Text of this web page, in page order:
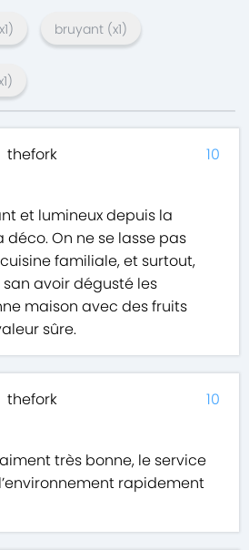
1) bruyant (x1)
1)
thefork
et lumineux depuis la
déco. On ne se lasse pas
familiale, et surtout,
avoir dégusté les
maison avec des fruits
sûre.
10
thefork
très bonne, le service
rapidement
10